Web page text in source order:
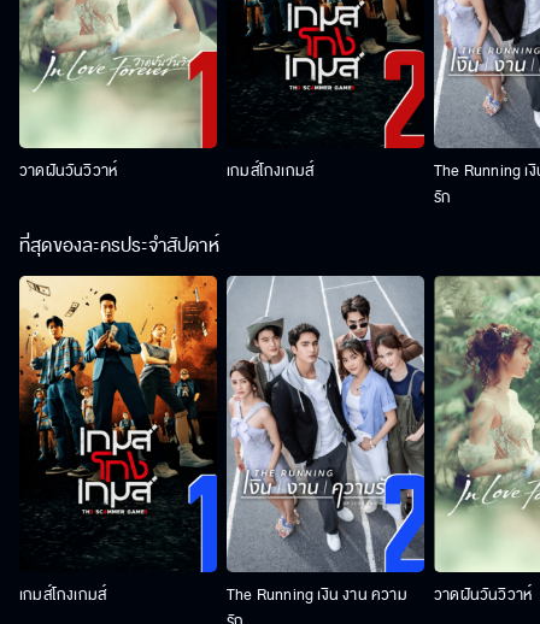
วาดฝันวันวิวาห์ เกมส์โกงเกมส์
The Running เ
รัก
ที่สุดของละครประจำสัปดาห์
เกมส์โกงเกมส์
The Running เงิน งาน ความ
วาดฝันวันวิวาห์